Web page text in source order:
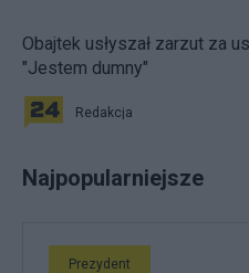
Obajtek usłyszał zarzut za
"Jestem dumny"
Redakcja
Najpopularniejsze
Prezydent